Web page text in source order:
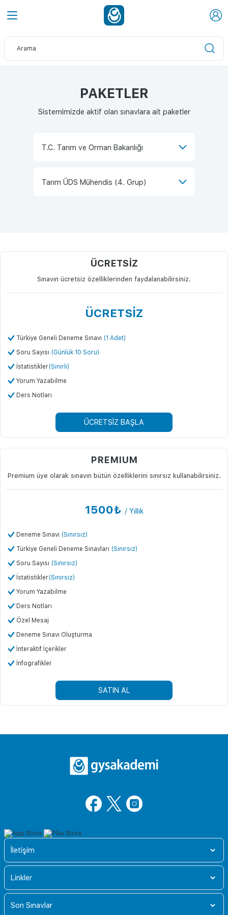
PAKETLER
Sistemimizde aktif olan sınavlara ait paketler
ÜCRETSİZ
Sınavın ücretsiz özelliklerinden faydalanabilirsiniz.
ÜCRETSİZ
Türkiye Geneli Deneme Sınavı (1 Adet)
Soru Sayısı (Günlük 10 Soru)
İstatistikler(Sınırlı)
Yorum Yazabilme
Ders Notları
ÜCRETSİZ BAŞLA
PREMIUM
Premium üye olarak sınavın bütün özelliklerini sınırsız kullanabilirsiniz.
1500₺ / Yıllık
Deneme Sınavı (Sınırsız)
Türkiye Geneli Deneme Sınavları (Sınırsız)
Soru Sayısı (Sınırsız)
İstatistikler(Sınırsız)
Yorum Yazabilme
Ders Notları
Özel Mesaj
Deneme Sınavı Oluşturma
İnteraktif İçerikler
İnfografikler
SATIN AL
İletişim
Linkler
Son Sınavlar